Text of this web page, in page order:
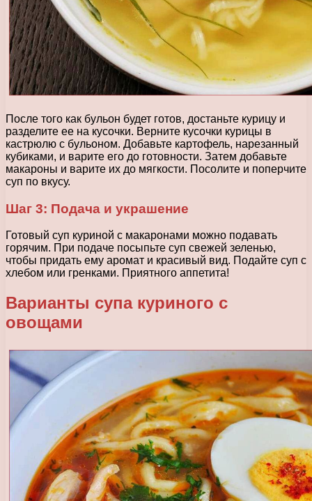
После того как бульон будет готов, достаньте курицу и
разделите ее на кусочки. Верните кусочки курицы в
кастрюлю с бульоном. Добавьте картофель, нарезанный
кубиками, и варите его до готовности. Затем добавьте
макароны и варите их до мягкости. Посолите и поперчите
суп по вкусу.
Шаг 3: Подача и украшение
Готовый суп куриной с макаронами можно подавать
горячим. При подаче посыпьте суп свежей зеленью,
чтобы придать ему аромат и красивый вид. Подайте суп с
хлебом или гренками. Приятного аппетита!
Варианты супа куриного с
овощами